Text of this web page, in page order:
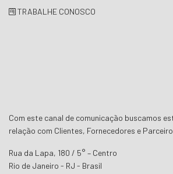
TRABALHE CONOSCO
Com este canal de comunicação buscamos
relação com Clientes, Fornecedores e
Rua da Lapa, 180 / 5° – Centro
Rio de Janeiro - RJ - Brasil